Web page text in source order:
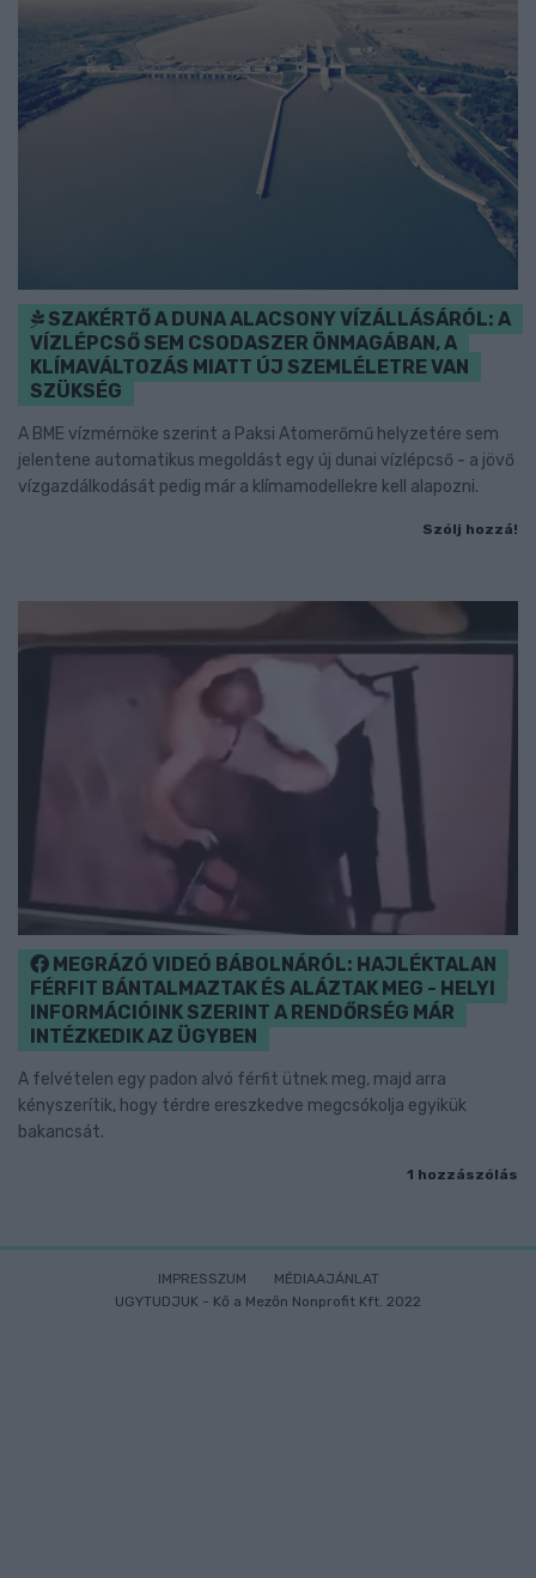
SZAKÉRTŐ A DUNA ALACSONY VÍZÁLLÁSÁRÓL: A
VÍZLÉPCSŐ SEM CSODASZER ÖNMAGÁBAN, A
KLÍMAVÁLTOZÁS MIATT ÚJ SZEMLÉLETRE VAN
SZÜKSÉG
A BME vízmérnöke szerint a Paksi Atomerőmű helyzetére sem
jelentene automatikus megoldást egy új dunai vízlépcső - a jövő
vízgazdálkodását pedig már a klímamodellekre kell alapozni.
Szólj hozzá!
MEGRÁZÓ VIDEÓ BÁBOLNÁRÓL: HAJLÉKTALAN
FÉRFIT BÁNTALMAZTAK ÉS ALÁZTAK MEG - HELYI
INFORMÁCIÓINK SZERINT A RENDŐRSÉG MÁR
INTÉZKEDIK AZ ÜGYBEN
A felvételen egy padon alvó férfit ütnek meg, majd arra
kényszerítik, hogy térdre ereszkedve megcsókolja egyikük
bakancsát.
1 hozzászólás
IMPRESSZUM
MÉDIAAJÁNLAT
UGYTUDJUK - Kő a Mezőn Nonprofit Kft. 2022